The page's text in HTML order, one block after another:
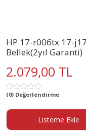
HP 17-r006tx 17-
Bellek(2yıl Garanti)
2.079,00 TL
(0) Değerlendirme
Listeme Ekle